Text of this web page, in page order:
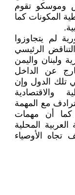
وموسكو تقوم
المكونات كما
لم يتجاوزوا
الرئيسي
ولبنان واليمن
عن الداخل
تلك الدول وإن
والاقتصادية
مع المهمة
كما أن مهمات
المحلية
الأوصياء